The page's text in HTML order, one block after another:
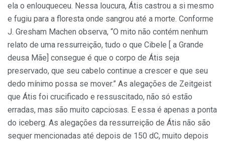
ela o enlouqueceu. Nessa loucura, Átis castrou a si mesmo
e fugiu para a floresta onde sangrou até a morte. Conforme
J. Gresham Machen observa, “O mito não contém nenhum
relato de uma ressurreição, tudo o que Cibele [ a Grande
deusa Mãe] consegue é que o corpo de Átis seja
preservado, que seu cabelo continue a crescer e que seu
dedo mínimo possa se mover.” As alegações de Zeitgeist
que Átis foi crucificado e ressuscitado, não só estão
erradas, mas são muito capciosas. E essa é apenas a ponta
do iceberg. As alegações da ressurreição de Átis não são
sequer mencionadas até depois de 150 dC, muito depois